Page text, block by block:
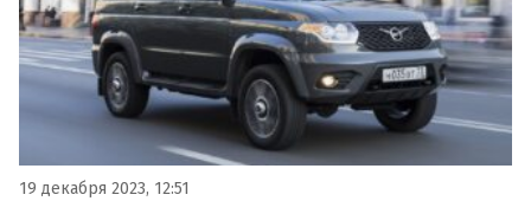
19 декабря 2023, 12:51